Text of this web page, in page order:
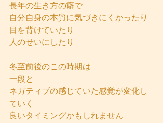
長年の生き方の癖で
自分自身の本質に気づきにくかったり
目を背けていたり
人のせいにしたり
冬至前後のこの時期は
一段と
ネガティブの感じていた感覚が変化し
ていく
良いタイミングかもしれません